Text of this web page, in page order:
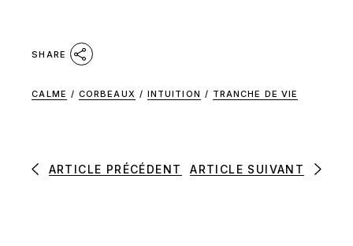
SHARE
CALME / CORBEAUX / INTUITION / TRANCHE DE VIE
ARTICLE PRÉCÉDENT ARTICLE SUIVANT